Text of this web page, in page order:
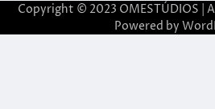
Copyright © 2023 OMESTÚDIOS |
Powered by